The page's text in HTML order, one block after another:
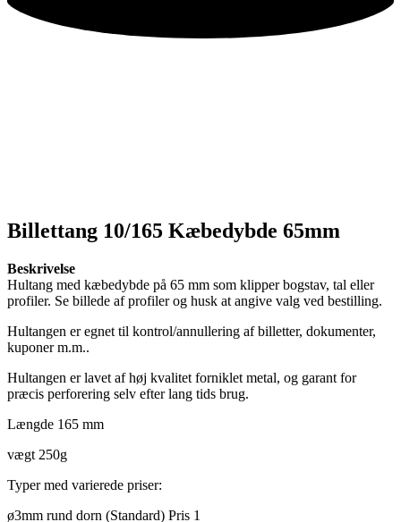
Billettang 10/165 Kæbedybde 65mm
Beskrivelse
Hultang med kæbedybde på 65 mm som klipper bogstav, tal eller
profiler. Se billede af profiler og husk at angive valg ved bestilling.
Hultangen er egnet til kontrol/annullering af billetter, dokumenter,
kuponer m.m..
Hultangen er lavet af høj kvalitet forniklet metal, og garant for
præcis perforering selv efter lang tids brug.
Længde 165 mm
vægt 250g
Typer med varierede priser:
ø3mm rund dorn (Standard) Pris 1